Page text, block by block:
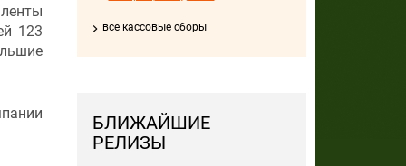
все кассовые сборы
БЛИЖАЙШИЕ
РЕЛИЗЫ
123